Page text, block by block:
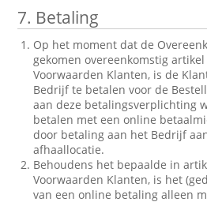
7. Betaling
Op het moment dat de
gekomen overeenkomstig
Voorwaarden Klanten, is de
Bedrijf te betalen voor de
aan deze betalingsverplichting
betalen met een online
door betaling aan het Bedrijf
afhaallocatie.
Behoudens het bepaalde in
Voorwaarden Klanten, is het
van een online betaling alleen